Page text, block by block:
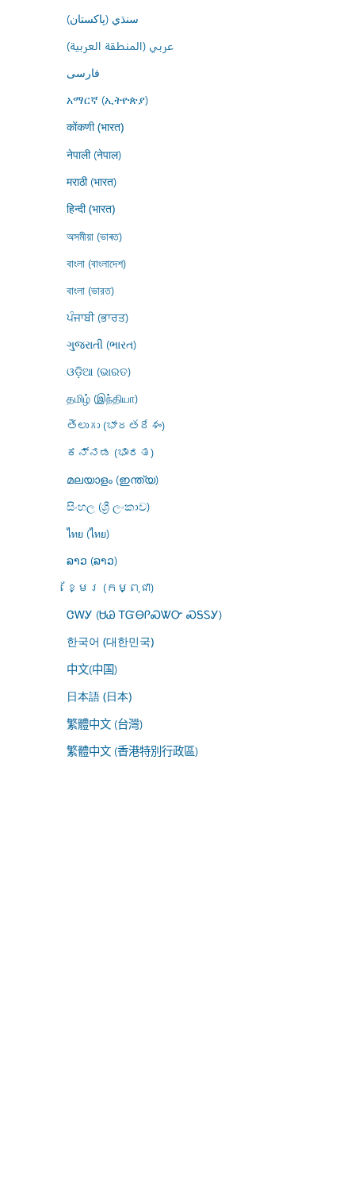
سنڌي (پاکستان)
عربي (المنطقة العربية)
فارسى
አማርኛ (ኢትዮጵያ)
कोंकणी (भारत)
नेपाली (नेपाल)
मराठी (भारत)
हिन्दी (भारत)
অসমীয়া (ভাৰত)
বাংলা (বাংলাদেশ)
বাংলা (ভারত)
ਪੰਜਾਬੀ (ਭਾਰਤ)
ગુજરાતી (ભારત)
ଓଡ଼ିଆ (ଭାରତ)
தமிழ் (இந்தியா)
తెలుగు (భారతదేశం)
ಕನ್ನಡ (ಭಾರತ)
മലയാളം (ഇന്ത്യ)
සිංහල (ශ්‍රී ලංකාව)
ไทย (ไทย)
ລາວ (ລາວ)
ខ្មែរ (កម្ពុជា)
ᏣᎳᎩ (ᏌᏊ ᎢᏳᎾᎵᏍᏔᏅ ᏍᎦᏚᎩ)
한국어 (대한민국)
中文(中国)
日本語 (日本)
繁體中文 (台灣)
繁體中文 (香港特別行政區)